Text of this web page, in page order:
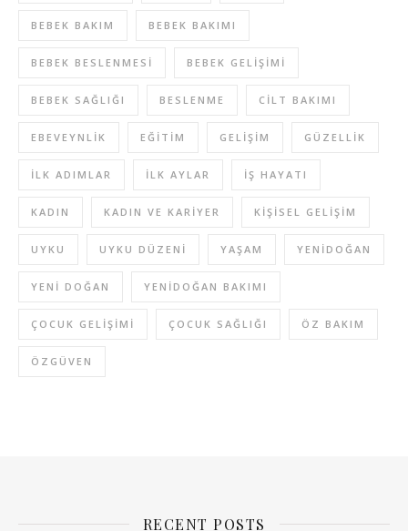
BEBEK BAKIM BEBEK BAKIMI
BEBEK BESLENMESI BEBEK GELIŞIMI
BEBEK SAĞLIĞI BESLENME CILT BAKIMI
EBEVEYNLIK EĞITIM GELIŞIM GÜZELLIK
ILK ADIMLAR ILK AYLAR IŞ HAYATI
KADIN KADIN VE KARIYER KIŞISEL GELIŞIM
UYKU UYKU DÜZENI YAŞAM YENIDOĞAN
YENI DOĞAN YENIDOĞAN BAKIMI
ÇOCUK GELIŞIMI ÇOCUK SAĞLIĞI ÖZ BAKIM
ÖZGÜVEN
RECENT POSTS